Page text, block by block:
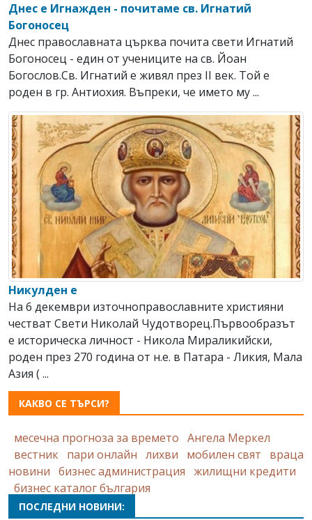
Днес е Игнажден - почитаме св. Игнатий
Богоносец
Днес православната църква почита свети Игнатий
Богоносец - един от учениците на св. Йоан
Богослов.Св. Игнатий е живял през ІІ век. Той е
роден в гр. Антиохия. Въпреки, че името му ...
Никулден е
На 6 декември източноправославните християни
честват Свeти Николай Чудотворец.Първообразът
е историческа личност - Никола Мираликийски,
роден през 270 година от н.е. в Патара - Ликия, Мала
Азия ( ...
КАКВО СЕ ТЪРСИ?
месечна прогноза за времето Ангела Меркел
вестник пари онлайн лихви мобилен свят
враца
новини бизнес администрация жилищни кредити
бизнес каталог българия
ПОСЛЕДНИ НОВИНИ: